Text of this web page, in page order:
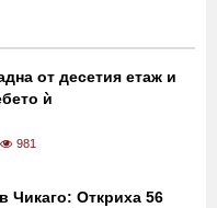
от десетия етаж и
ѝ
981
Чикаго: Откриха 56